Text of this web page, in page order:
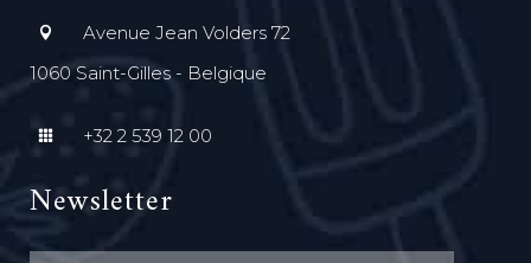
Avenue Jean Volders 72
1060 Saint-Gilles - Belgique
+32 2 539 12 00
Newsletter